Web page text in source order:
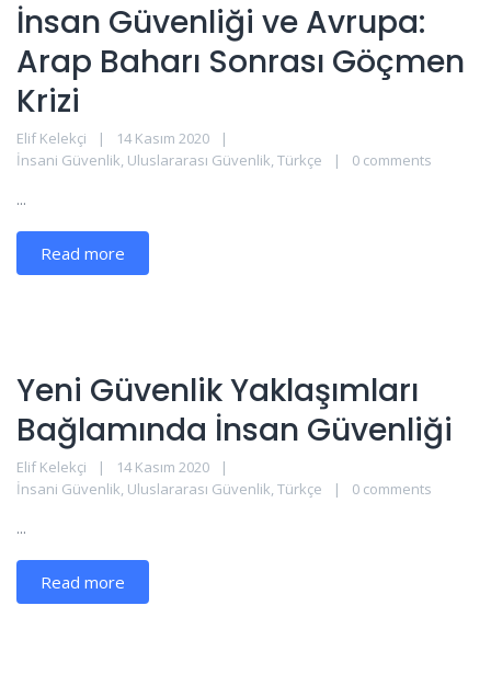
İnsan Güvenliği ve Avrupa:
Arap Baharı Sonrası Göçmen
Krizi
Elif Kelekçi
14 Kasım 2020
İnsani Güvenlik, Uluslararası Güvenlik, Türkçe 0 comments
...
Read more
Yeni Güvenlik Yaklaşımları
Bağlamında İnsan Güvenliği
Elif Kelekçi
14 Kasım 2020
İnsani Güvenlik, Uluslararası Güvenlik, Türkçe 0 comments
...
Read more